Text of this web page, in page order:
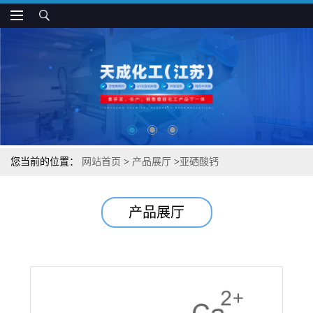
您当前的位置： 网站首页 > 产品展厅 >亚硒酸钙
产品展厅